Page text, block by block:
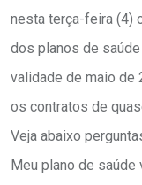
nesta terça-feira (4)
dos planos de
validade de maio de
os contratos de
Veja abaixo
Meu plano de saúde